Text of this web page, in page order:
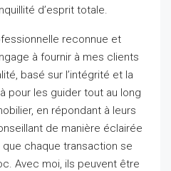
d’esprit totale.
reconnue et
à fournir à mes clients
basé sur l’intégrité et la
pour les guider tout au long
en répondant à leurs
de manière éclairée
chaque transaction se
Avec moi, ils peuvent être